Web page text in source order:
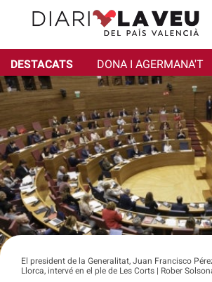
DESTACATS DONA I AGERMANA'T
El president de la Generalitat, Juan Francisco
Llorca, intervé en el ple de Les Corts | Rober